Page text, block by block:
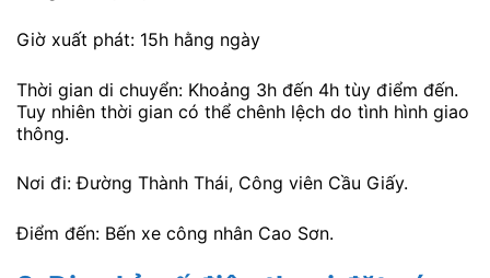
Giờ xuất phát: 15h hằng ngày
Thời gian di chuyển: Khoảng 3h đến 4h tùy điểm đến.
Tuy nhiên thời gian có thể chênh lệch do tình hình giao
thông.
Nơi đi: Đường Thành Thái, Công viên Cầu Giấy.
Điểm đến: Bến xe công nhân Cao Sơn.